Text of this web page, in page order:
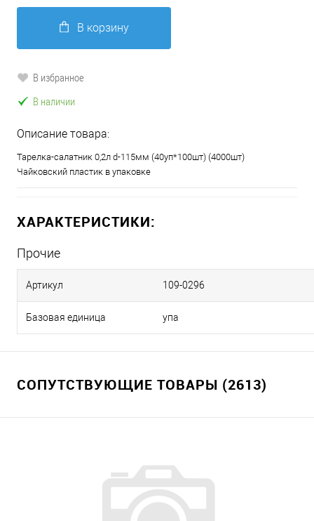
В корзину
В избранное
В наличии
Описание товара:
Тарелка-салатник 0,2л d-115мм (40уп*100шт) (4000шт)
Чайковский пластик в упаковке
ХАРАКТЕРИСТИКИ:
Прочие
Артикул 109-0296
Базовая единица упа
СОПУТСТВУЮЩИЕ ТОВАРЫ (2613)